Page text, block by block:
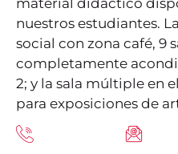
material didáctico
nuestros estudiantes.
social con zona café, 9
completamente
2; y la sala múltiple en
para exposiciones de